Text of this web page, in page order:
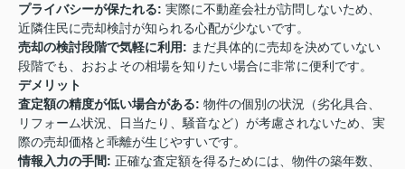
プライバシーが保たれる: 実際に不動産会社が訪問しないため、
近隣住民に売却検討が知られる心配が少ないです。
売却の検討段階で気軽に利用: まだ具体的に売却を決めていない
段階でも、おおよその相場を知りたい場合に非常に便利です。
デメリット
査定額の精度が低い場合がある: 物件の個別の状況（劣化具合、
リフォーム状況、日当たり、騒音など）が考慮されないため、実
際の売却価格と乖離が生じやすいです。
情報入力の手間: 正確な査定額を得るためには、物件の築年数、